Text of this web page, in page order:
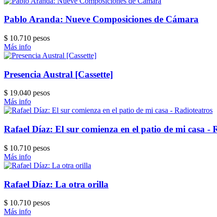
Pablo Aranda: Nueve Composiciones de Cámara
$ 10.710 pesos
Más info
Presencia Austral [Cassette]
$ 19.040 pesos
Más info
Rafael Díaz: El sur comienza en el patio de mi casa -
$ 10.710 pesos
Más info
Rafael Díaz: La otra orilla
$ 10.710 pesos
Más info